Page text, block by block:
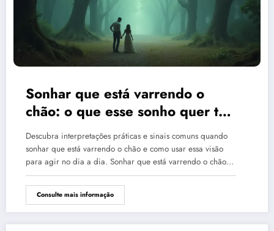
Sonhar que está varrendo o
chão: o que esse sonho quer te
dizer?
Descubra interpretações práticas e sinais comuns quando
sonhar que está varrendo o chão e como usar essa visão
para agir no dia a dia. Sonhar que está varrendo o chão…
Consulte mais informação